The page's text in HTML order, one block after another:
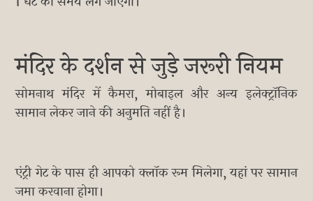
मंदिर के दर्शन से जुड़े जरूरी नियम
सोमनाथ मंदिर में कैमरा, मोबाइल और अन्य इलेक्ट्रॉनिक
सामान लेकर जाने की अनुमति नहीं है।
एंट्री गेट के पास ही आपको क्लॉक रूम मिलेगा, यहां पर सामान
जमा करवाना होगा।